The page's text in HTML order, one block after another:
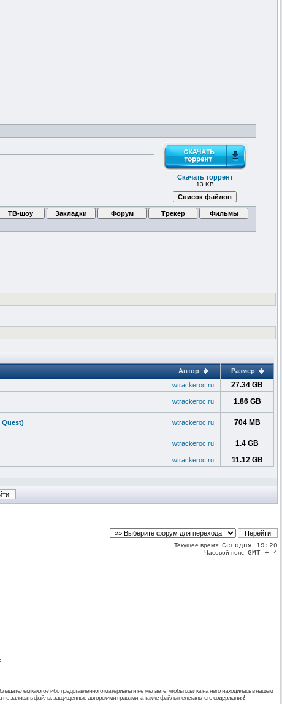
Скачать торрент
13 KB
Автор
Размер
wtrackeroc.ru 27.34 GB
wtrackeroc.ru 1.86 GB
Quest) wtrackeroc.ru 704 MB
wtrackeroc.ru 1.4 GB
wtrackeroc.ru 11.12 GB
Текущее время: Сегодня 19:20
Часовой пояс: GMT + 4
какого-либо представленного материала и не желаете, чтобы ссылка на него находилась в нашем
не заливать файлы, защищенные авторскими правами, а также файлы нелегального содержания!